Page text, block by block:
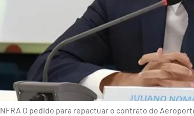
O pedido para repactuar o contrato do